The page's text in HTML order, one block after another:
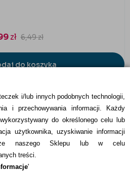
i/lub innych podobnych technologii,
i przechowywania informacji. Każdy
do określonego celu lub
użytkownika, uzyskiwanie informacji
ze naszego Sklepu lub w celu
treści.
'
zł 6,49zł
do koszyka